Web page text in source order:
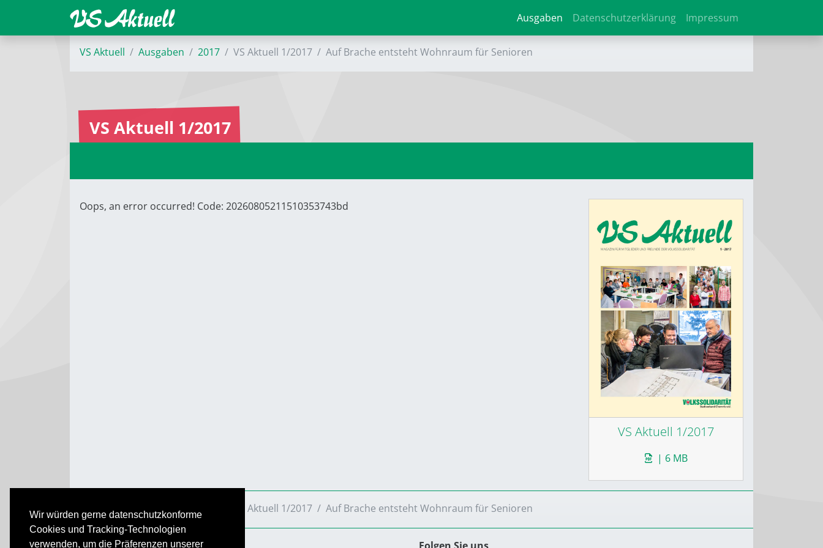
Wir würden gerne datenschutzkonforme
Cookies und Tracking-Technologien
verwenden, um die Präferenzen unserer
Ausgaben Datenschutzerklärung Impressum
VS Aktuell Ausgaben 2017 VS Aktuell 1/2017 Auf Brache entsteht Wohnraum für Senioren
VS Aktuell 1/2017
VS Aktuell 1/2017
| 6 MB
Oops, an error occurred! Code: 20260805211510353743bd
VS Aktuell Ausgaben VS Aktuell 1/2017 Auf Brache entsteht Wohnraum für Senioren